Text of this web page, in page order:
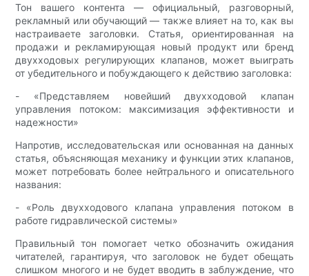
Тон вашего контента — официальный, разговорный,
рекламный или обучающий — также влияет на то, как вы
настраиваете заголовки. Статья, ориентированная на
продажи и рекламирующая новый продукт или бренд
двухходовых регулирующих клапанов, может выиграть
от убедительного и побуждающего к действию заголовка:
- «Представляем новейший двухходовой клапан
управления потоком: максимизация эффективности и
надежности»
Напротив, исследовательская или основанная на данных
статья, объясняющая механику и функции этих клапанов,
может потребовать более нейтрального и описательного
названия:
- «Роль двухходового клапана управления потоком в
работе гидравлической системы»
Правильный тон помогает четко обозначить ожидания
читателей, гарантируя, что заголовок не будет обещать
слишком многого и не будет вводить в заблуждение, что